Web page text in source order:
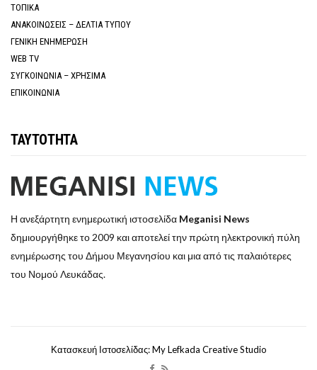
ΤΟΠΙΚΑ
ΑΝΑΚΟΙΝΩΣΕΙΣ – ΔΕΛΤΙΑ ΤΥΠΟΥ
ΓΕΝΙΚΗ ΕΝΗΜΕΡΩΣΗ
WEB TV
ΣΥΓΚΟΙΝΩΝΙΑ – ΧΡΗΣΙΜΑ
ΕΠΙΚΟΙΝΩΝΙΑ
ΤΑΥΤΟΤΗΤΑ
Η ανεξάρτητη ενημερωτική ιστοσελίδα Meganisi News
δημιουργήθηκε το 2009 και αποτελεί την πρώτη ηλεκτρονική πύλη
ενημέρωσης του Δήμου Μεγανησίου και μια από τις παλαιότερες
του Νομού Λευκάδας.
Κατασκευή Ιστοσελίδας: My Lefkada Creative Studio